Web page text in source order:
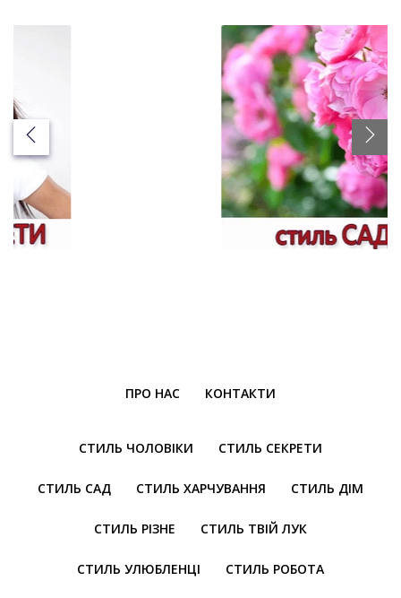
ПРО НАС КОНТАКТИ
СТИЛЬ ЧОЛОВІКИ СТИЛЬ СЕКРЕТИ
СТИЛЬ САД СТИЛЬ ХАРЧУВАННЯ СТИЛЬ ДІМ
СТИЛЬ РІЗНЕ СТИЛЬ ТВІЙ ЛУК
СТИЛЬ УЛЮБЛЕНЦІ СТИЛЬ РОБОТА